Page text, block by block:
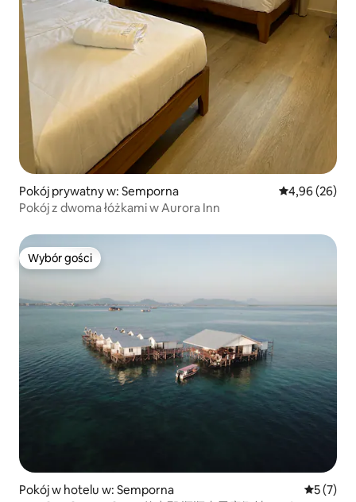
Pokój prywatny w: Semporna Średnia
4,96 (26)
Pokój z dwoma łóżkami w Aurora Inn
Wybór gości
Wybór gości
Pokój w hotelu w: Semporna Średnia
5 (7)